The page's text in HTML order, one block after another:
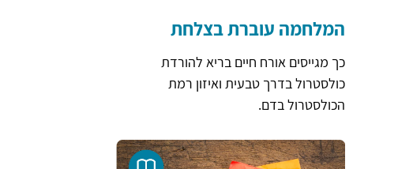
המלחמה עוברת בצלחת
כך מגייסים אורח חיים בריא להורדת
כולסטרול בדרך טבעית ואיזון רמת
הכולסטרול בדם.